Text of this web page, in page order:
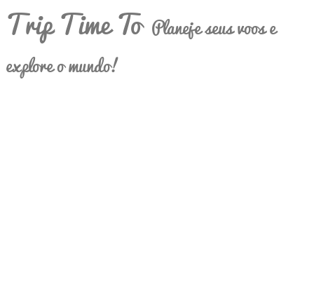
Trip Time To Planeje seus voos e
explore o mundo!